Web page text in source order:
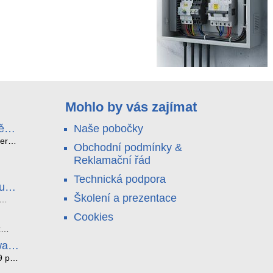
a
a
ze
Mohlo by vás zajímat
Naše pobočky
Obchodní podmínky &
Reklamační řád
Technická podpora
Školení a prezentace
Cookies